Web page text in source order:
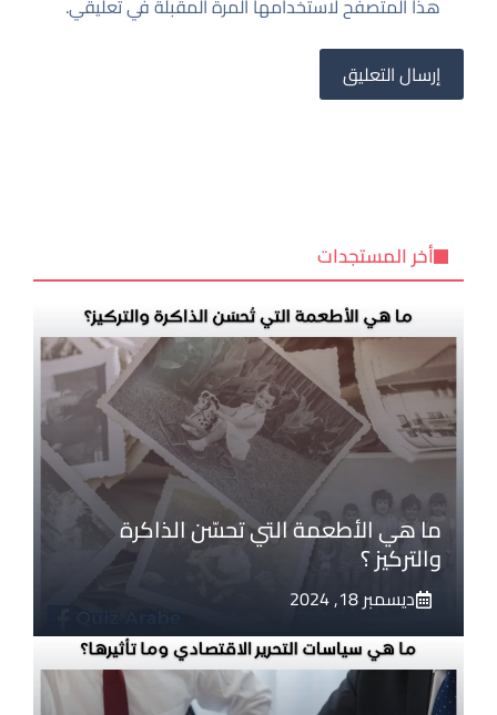
هذا المتصفح لاستخدامها المرة المقبلة في تعليقي.
أخر المستجدات
ما هي الأطعمة التي تحسّن الذاكرة
والتركيز ؟
ديسمبر 18, 2024